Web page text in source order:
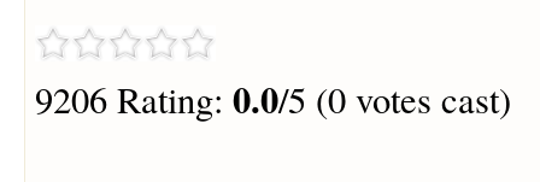
9206 Rating: 0.0/5 (0 votes cast)